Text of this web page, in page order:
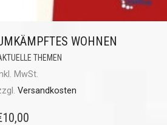
WOHNEN
THEMEN
MwSt.
Versandkosten
10,00